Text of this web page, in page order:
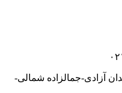
آزادی-جمالزاده شمالی-